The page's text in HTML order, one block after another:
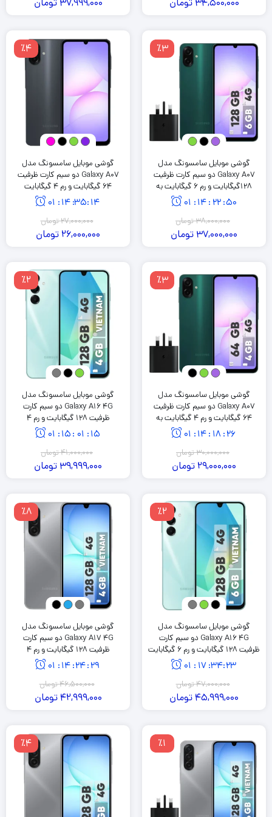
٪3
گوشی موبایل سامسونگ مدل
Galaxy A07 دو سیم کارت ظرفیت
128گیگابایت و رم 6 گیگابایت به
همراه شارژر 25 وات سامسونگ
49
:
22
:
14
:
01
38,000,000تومان
37,000,000 تومان
٪4
گوشی موبایل سامسونگ مدل
Galaxy A07 دو سیم کارت ظرفیت
64 گیگابایت و رم 4 گیگابایت
13
:
35
:
14
:
01
27,000,000تومان
26,000,000 تومان
٪3
گوشی موبایل سامسونگ مدل
Galaxy A07 دو سیم کارت ظرفیت
64 گیگابایت و رم 4 گیگابایت به
همراه شارژر 25 وات سامسونگ
25
:
18
:
14
:
01
30,000,000تومان
29,000,000 تومان
٪2
گوشی موبایل سامسونگ مدل
Galaxy A16 4G دو سیم کارت
ظرفیت 128 گیگابایت و رم 4
گیگابایت
14
:
01
:
15
:
01
41,000,000تومان
39,999,000 تومان
٪2
گوشی موبایل سامسونگ مدل
Galaxy A16 4G دو سیم کارت
ظرفیت 128 گیگابایت و رم 6 گیگابایت
22
:
34
:
17
:
01
47,000,000تومان
45,999,000 تومان
٪8
گوشی موبایل سامسونگ مدل
Galaxy A17 4G دو سیم کارت
ظرفیت 128 گیگابایت و رم 4
گیگابایت
28
:
24
:
14
:
01
46,500,000تومان
42,999,000 تومان
٪1 ٪4